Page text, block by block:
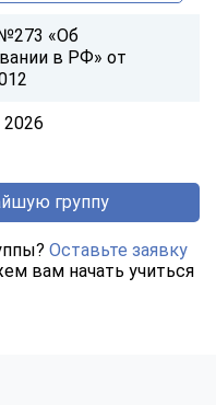
«Об
в РФ» от
2026
группу
Оставьте заявку
вам начать учиться